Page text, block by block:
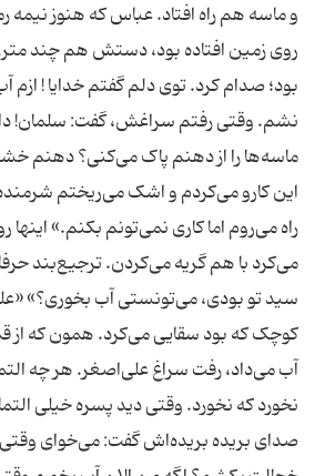
و ماسه هم راه افتاد. عباس که هنوز نیمه‌
روی زمین افتاده بود، دستش هم چند
بود؛ صدام کرد. توی دلم گفتم خدایا !
نشم. وقتی رفتم سراغش، گفت: سلمان!
ماسه‌ها را از دهنم پاک می‌کنی؟ دهنم
این کارو می‌کردم و اشک می‌ریختم
راه می‌روم اما کاری نمی‌تونم بکنم.»
می‌کرد با هم گریه می‌کردن. ترجیع‌بند
سید تو بودی، می‌تونستی آب بخوری؟»
کوچک که بود سقایی می‌کرد. همون که از
آب می‌داد، رفت سراغ علی‌اصغر. هر چه
نخورد که نخورد. وقتی دید پسره خیلی
صدای بریده بریده‌اش گفت: می‌خوای وقتی